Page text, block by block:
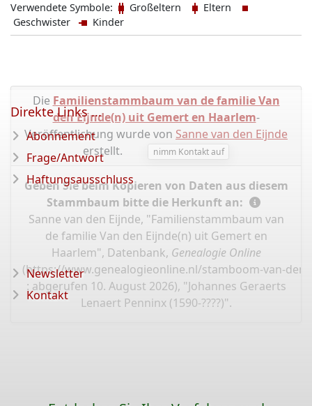
Verwendete Symbole:
Großeltern
Eltern
Geschwister
Kinder
Die Familienstammbaum van de familie Van
den Eijnde(n) uit Gemert en Haarlem-
Veröffentlichung wurde von Sanne van den Eijnde
erstellt.
nimm Kontakt auf
Geben Sie beim Kopieren von Daten aus diesem
Stammbaum bitte die Herkunft an:
Sanne van den Eijnde, "Familienstammbaum van
de familie Van den Eijnde(n) uit Gemert en
Haarlem", Datenbank, Genealogie Online
(https://www.genealogieonline.nl/stamboom-van-
: abgerufen 10. August 2026), "Johannes Geraerts
Lenaert Penninx (1590-????)".
Direkte Links ...
Abonnement
Frage/Antwort
Haftungsausschluss
Newsletter
Kontakt